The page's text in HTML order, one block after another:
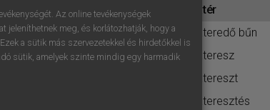
elindításához
regisztrálok ésbelépek.
REGISZTRÁCIÓ
átér
áteredő bűn
áteresz
átereszt
áteresztés
Az online tevékenységek
jeleníthetnek meg, és korlátozhatják, hogy a
a sütik más szervezetekkel és hirdetőkkel is
sütik, amelyek szinte mindig egy harmadik